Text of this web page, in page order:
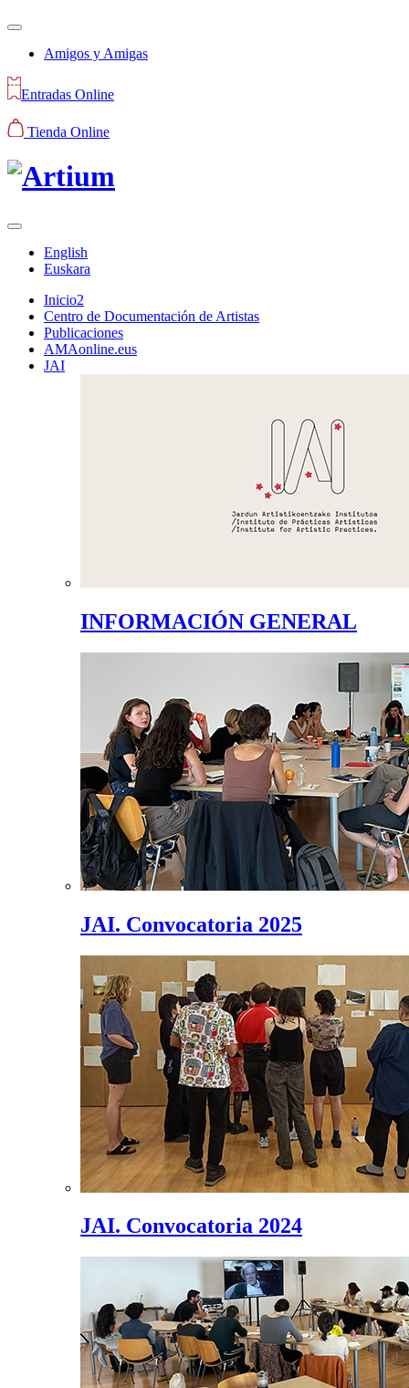
Amigos y Amigas
Entradas Online
Tienda Online
English
Euskara
Inicio2
Centro de Documentación de Artistas
Publicaciones
AMAonline.eus
JAI
INFORMACIÓN GENERAL
JAI. Convocatoria 2025
JAI. Convocatoria 2024